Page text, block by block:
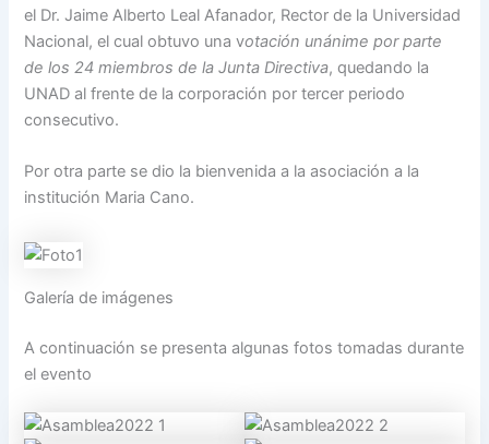
el Dr. Jaime Alberto Leal Afanador, Rector de la Universidad
Nacional, el cual obtuvo una votación unánime por parte
de los 24 miembros de la Junta Directiva, quedando la
UNAD al frente de la corporación por tercer periodo
consecutivo.
Por otra parte se dio la bienvenida a la asociación a la
institución Maria Cano.
Galería de imágenes
A continuación se presenta algunas fotos tomadas durante
el evento